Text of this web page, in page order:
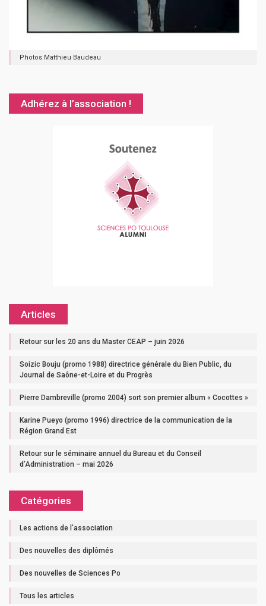
Photos Matthieu Baudeau
Adhérez à l’association !
Articles
Retour sur les 20 ans du Master CEAP – juin 2026
Soizic Bouju (promo 1988) directrice générale du Bien Public, du
Journal de Saône-et-Loire et du Progrès
Pierre Dambreville (promo 2004) sort son premier album « Cocottes »
Karine Pueyo (promo 1996) directrice de la communication de la
Région Grand Est
Retour sur le séminaire annuel du Bureau et du Conseil
d’Administration – mai 2026
Catégories
Les actions de l'association
Des nouvelles des diplômés
Des nouvelles de Sciences Po
Tous les articles